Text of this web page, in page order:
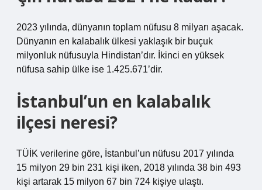
2023 yılında, dünyanın toplam nüfusu 8 milyarı aşacak.
Dünyanın en kalabalık ülkesi yaklaşık bir buçuk
milyonluk nüfusuyla Hindistan’dır. İkinci en yüksek
nüfusa sahip ülke ise 1.425.671’dir.
İstanbul’un en kalabalık
ilçesi neresi?
TÜİK verilerine göre, İstanbul’un nüfusu 2017 yılında
15 milyon 29 bin 231 kişi iken, 2018 yılında 38 bin 493
kişi artarak 15 milyon 67 bin 724 kişiye ulaştı.